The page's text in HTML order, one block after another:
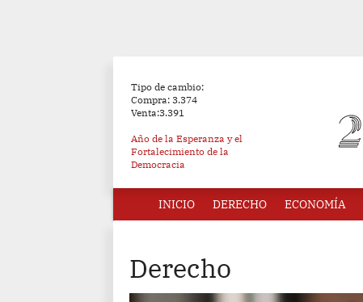
Tipo de cambio:
Compra: 3.374
Venta:3.391
Año de la Esperanza y el
Fortalecimiento de la
Democracia
INICIO DERECHO ECONOMÍA
Derecho